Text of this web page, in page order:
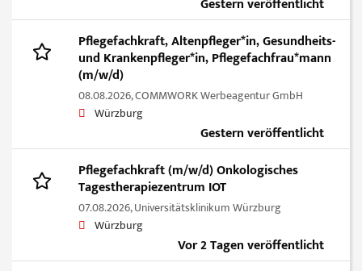
Gestern veröffentlicht
Pflegefachkraft, Altenpfleger*in, Gesundheits-
und Krankenpfleger*in, Pflegefachfrau*mann
(m/w/d)
08.08.2026,COMMWORK Werbeagentur GmbH
Würzburg
Gestern veröffentlicht
Pflegefachkraft (m/w/d) Onkologisches
Tagestherapiezentrum IOT
07.08.2026,Universitätsklinikum Würzburg
Würzburg
Vor 2 Tagen veröffentlicht